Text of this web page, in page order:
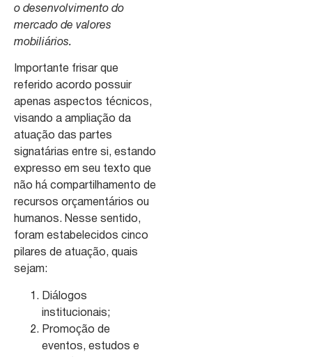
o desenvolvimento do
mercado de valores
mobiliários.
Importante frisar que
referido acordo possuir
apenas aspectos técnicos,
visando a ampliação da
atuação das partes
signatárias entre si, estando
expresso em seu texto que
não há compartilhamento de
recursos orçamentários ou
humanos. Nesse sentido,
foram estabelecidos cinco
pilares de atuação, quais
sejam:
Diálogos
institucionais;
Promoção de
eventos, estudos e